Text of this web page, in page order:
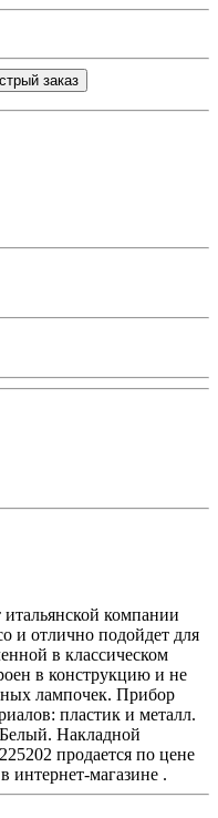
заказ
компании
и отлично подойдет для
в классическом
в конструкцию и не
лампочек. Прибор
пластик и металл.
Накладной
продается по цене
интернет-магазине .